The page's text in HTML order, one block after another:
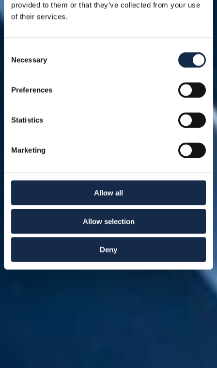
provided to them or that they’ve collected from your use
of their services.
Selection
Necessary
Preferences
Statistics
Marketing
Allow all
Allow selection
Deny